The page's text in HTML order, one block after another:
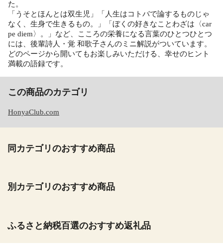
た。
「うそとほんとは双生児」「人生はコトバで論するものじゃ
なく、生身で生きるもの。」「ぼくの好きなことわざは〈car
pe diem〉。」など、こころの栄養になる言葉のひとつひとつ
には、後輩詩人・覚 和歌子さんのミニ解説がついています。
どのページから開いてもお楽しみいただける、幸せのヒント
満載の語録です。
この商品のカテゴリ
HonyaClub.com
同カテゴリのおすすめ商品
別カテゴリのおすすめ商品
ふるさと納税百選のおすすめ返礼品